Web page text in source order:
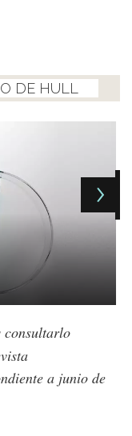
DE HULL
consultarlo
a junio de